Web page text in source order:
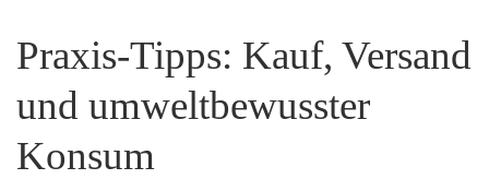
Praxis-Tipps: Kauf, Versand
und umweltbewusster
Konsum